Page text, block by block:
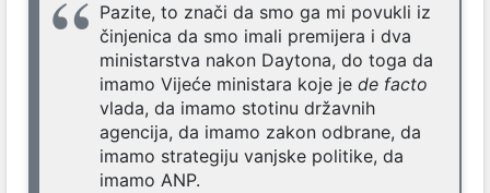
Pazite, to znači da smo ga mi povukli iz
činjenica da smo imali premijera i dva
ministarstva nakon Daytona, do toga da
imamo Vijeće ministara koje je de facto
vlada, da imamo stotinu državnih
agencija, da imamo zakon odbrane, da
imamo strategiju vanjske politike, da
imamo ANP.